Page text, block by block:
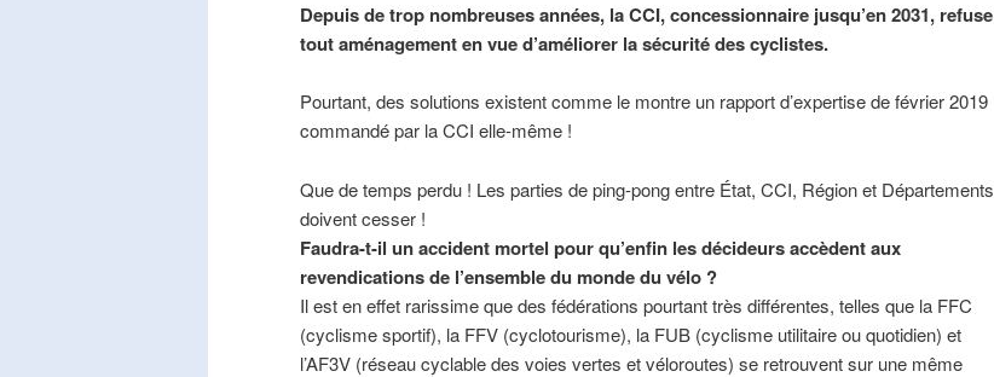
Depuis de trop nombreuses années, la CCI, concessionnaire jusqu’en 2031, refuse
tout aménagement en vue d’améliorer la sécurité des cyclistes.
Pourtant, des solutions existent comme le montre un rapport d’expertise de février 2019
commandé par la CCI elle-même !
Que de temps perdu ! Les parties de ping-pong entre État, CCI, Région et Départements
doivent cesser !
Faudra-t-il un accident mortel pour qu’enfin les décideurs accèdent aux
revendications de l’ensemble du monde du vélo ?
Il est en effet rarissime que des fédérations pourtant très différentes, telles que la FFC
(cyclisme sportif), la FFV (cyclotourisme), la FUB (cyclisme utilitaire ou quotidien) et
l’AF3V (réseau cyclable des voies vertes et véloroutes) se retrouvent sur une même